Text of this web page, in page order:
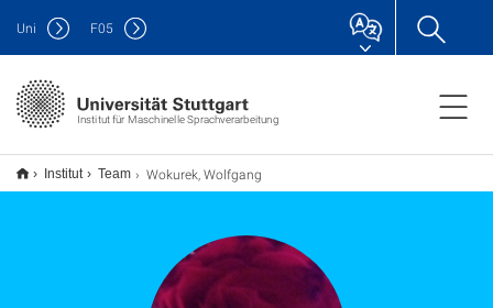
Institut für Maschinelle Sprachverarbeitung
Uni F05
Institut Team Wokurek, Wolfgang